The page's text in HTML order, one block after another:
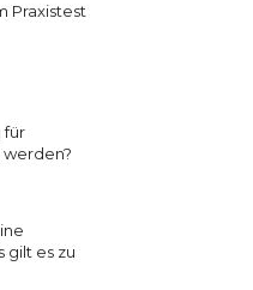
Praxistest
für
gilt es zu